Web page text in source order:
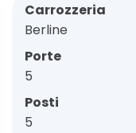
Carrozzeria
Berline
Porte
5
Posti
5